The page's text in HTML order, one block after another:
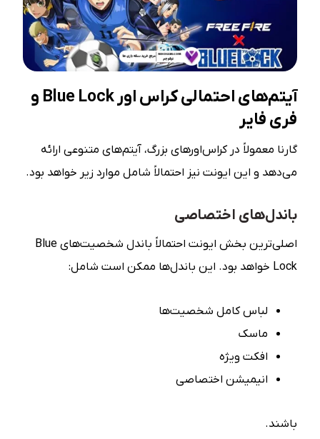
آیتم‌های احتمالی کراس اور Blue Lock و
فری فایر
گارنا معمولاً در کراس‌اورهای بزرگ، آیتم‌های متنوعی ارائه
می‌دهد و این ایونت نیز احتمالاً شامل موارد زیر خواهد بود.
باندل‌های اختصاصی
اصلی‌ترین بخش ایونت احتمالاً باندل شخصیت‌های Blue
Lock خواهد بود. این باندل‌ها ممکن است شامل:
لباس کامل شخصیت‌ها
ماسک
افکت ویژه
انیمیشن اختصاصی
باشند.